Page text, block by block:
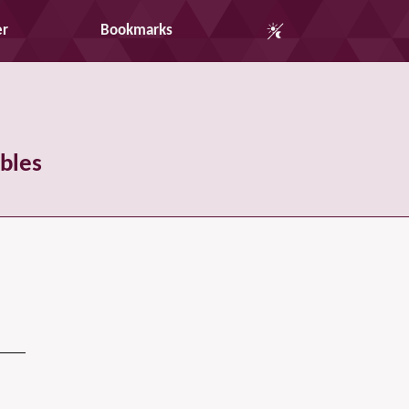
Bookmarks Auto Mode